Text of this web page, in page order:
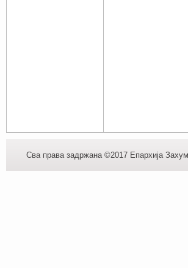
Сва права задржана ©2017 Епархија